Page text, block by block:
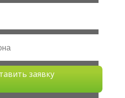
заявку